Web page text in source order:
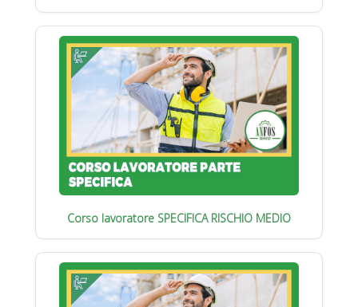
Corso lavoratore SPECIFICA RISCHIO MEDIO